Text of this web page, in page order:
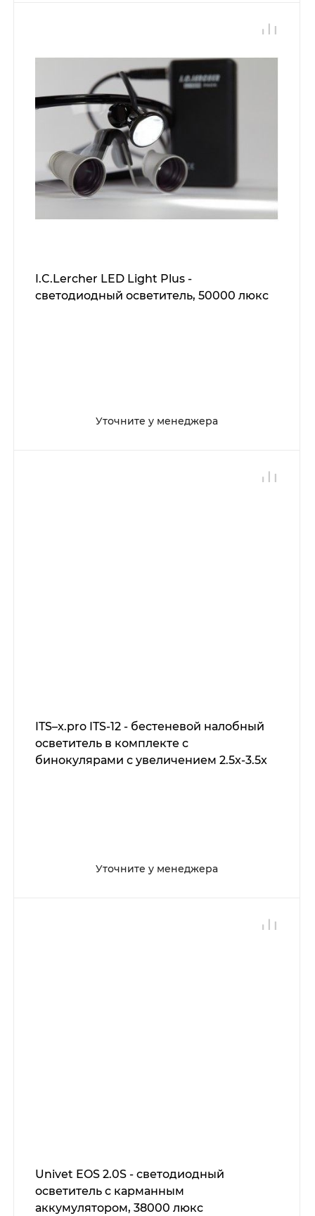
I.C.Lercher LED Light Plus -
светодиодный осветитель, 50000 люкс
Уточните у менеджера
ITS–x.pro ITS-12 - бестеневой налобный
осветитель в комплекте с
бинокулярами с увеличением 2.5x-3.5x
Уточните у менеджера
Univet EOS 2.0S - светодиодный
осветитель с карманным
аккумулятором, 38000 люкс